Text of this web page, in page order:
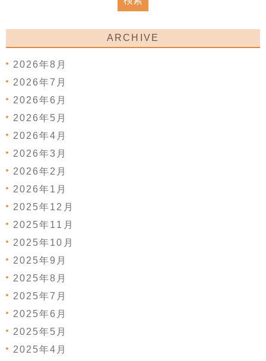
ARCHIVE
2026年8月
2026年7月
2026年6月
2026年5月
2026年4月
2026年3月
2026年2月
2026年1月
2025年12月
2025年11月
2025年10月
2025年9月
2025年8月
2025年7月
2025年6月
2025年5月
2025年4月